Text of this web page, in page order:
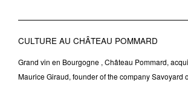
CULTURE AU CHÂTEAU POMMARD
Grand vin en Bourgogne , Château Pommard,
Maurice Giraud, founder of the company Savoyard